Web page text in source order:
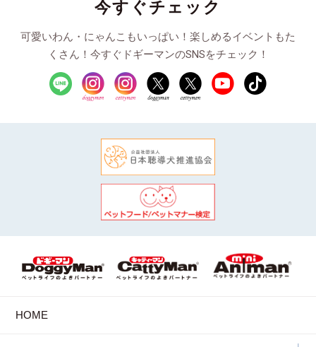
今すぐチェック
可愛いわん・にゃんこもいっぱい！楽しめるイベントもた
くさん！今すぐドギーマンのSNSをチェック！
HOME